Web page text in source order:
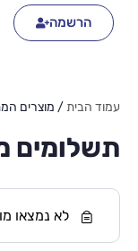
הרשמה
עמוד הבית/ מוצרים
תשלומים
לא נמצאו